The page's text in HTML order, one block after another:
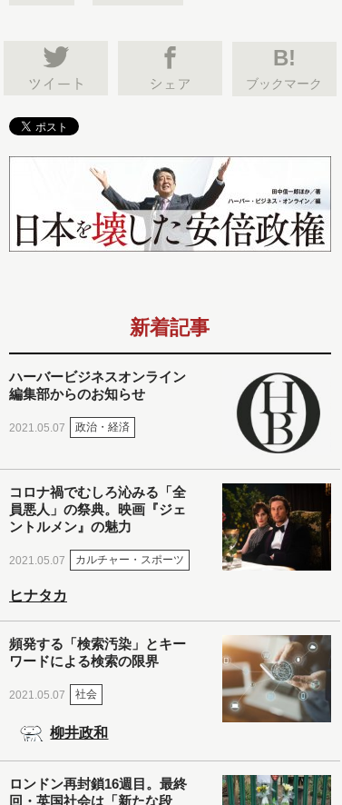
B!
ブックマーク
新着記事
ハーバービジネスオンライン
編集部からのお知らせ
2021.05.07 政治・経済
コロナ禍でむしろ沁みる「全
員悪人」の祭典。映画『ジェ
ントルメン』の魅力
2021.05.07 カルチャー・スポーツ
ヒナタカ
頻発する「検索汚染」とキー
ワードによる検索の限界
2021.05.07 社会
柳井政和
ロンドン再封鎖16週目。最終
回・英国社会は「新たな段